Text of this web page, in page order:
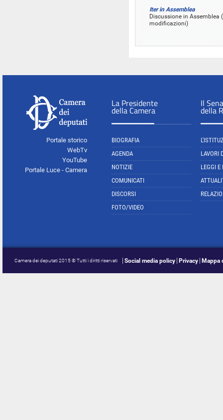
Iter in Assemblea
Discussione in
modificazioni)
Portale storico
WebTv
YouTube
Portale Luce - Camera
La Presidente
della Camera
BIOGRAFIA
AGENDA
NOTIZIE
COMUNICATI
DISCORSI
FOTO/VIDEO
Il
della
LAVORI
LEGGI E
Camera dei deputati 2015 © Tutti i diritti riservati Social media policy Privacy Mappa